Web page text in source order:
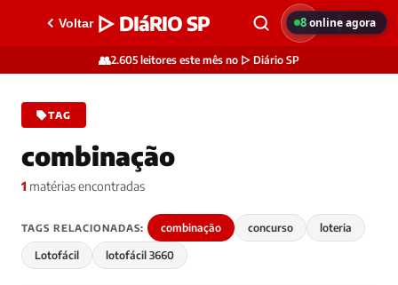
Voltar ▷ DIáRIO SP
👥2.605 leitores este mês no ▷ Diário SP
TAG
combinação
1 matérias encontradas
TAGS RELACIONADAS: combinação concurso loteria
Lotofácil lotofácil 3660
8online agora